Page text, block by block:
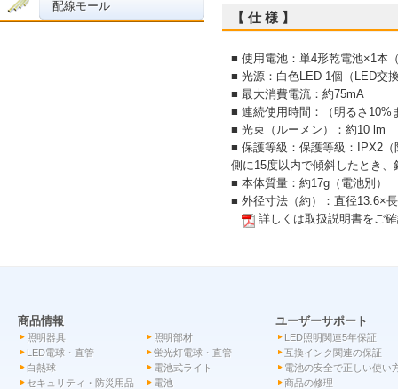
配線モール
【 仕 様 】
■ 使用電池：単4形乾電池×1本
■ 光源：白色LED 1個（LED交
■ 最大消費電流：約75mA
■ 連続使用時間：（明るさ
■ 光束（ルーメン）：約10 lm
■ 保護等級：保護等級：IPX2
側に15度以内で傾斜したとき
■ 本体質量：約17g（電池別）
■ 外径寸法（約）：直径13.6×
詳しくは取扱説明書をご
商品情報
照明器具
照明部材
LED電球・直管
蛍光灯電球・直管
白熱球
電池式ライト
セキュリティ・防災用品
電池
ユーザーサポート
LED照明関連5年保証
互換インク関連の保証
電池の安全で正しい使い
商品の修理